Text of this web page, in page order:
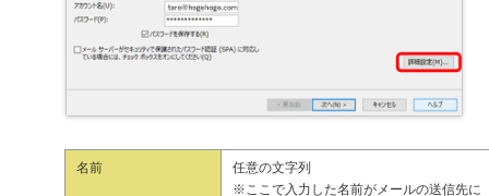
名前
任意の文字列
※ここで入力した名前がメールの送信先に